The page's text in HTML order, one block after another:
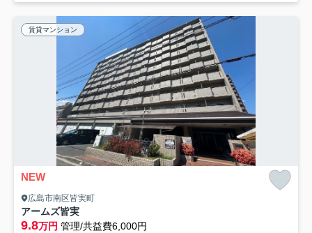
賃貸マンション
NEW
広島市南区皆実町
アームズ皆実
9.8万円 管理/共益費6,000円